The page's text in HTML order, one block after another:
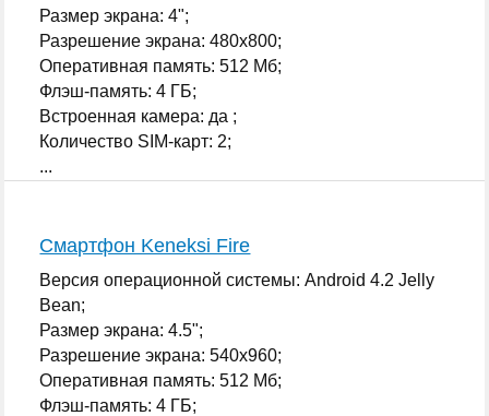
Размер экрана: 4";
Разрешение экрана: 480x800;
Оперативная память: 512 Мб;
Флэш-память: 4 ГБ;
Встроенная камера: да ;
Количество SIM-карт: 2;
...
Смартфон Keneksi Fire
Версия операционной системы: Android 4.2 Jelly
Bean;
Размер экрана: 4.5";
Разрешение экрана: 540x960;
Оперативная память: 512 Мб;
Флэш-память: 4 ГБ;